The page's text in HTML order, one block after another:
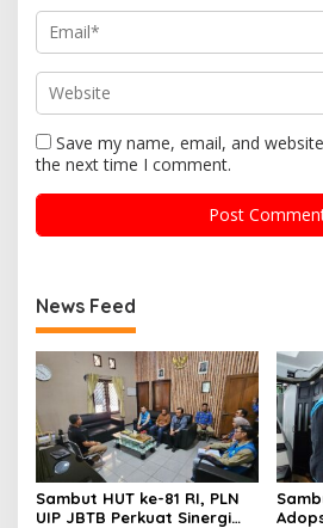
Save my name, email, and
the next time I comment.
News Feed
Sambut HUT ke-81 RI, PLN
UIP JBTB Perkuat Sinergi